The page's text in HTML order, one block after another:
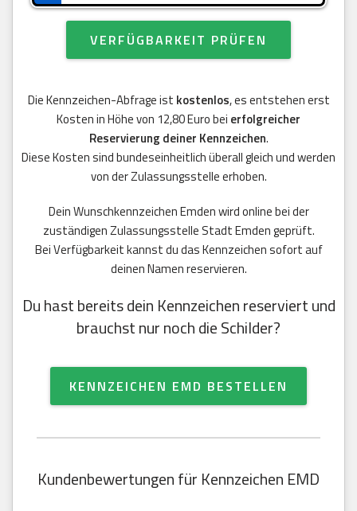
VERFÜGBARKEIT PRÜFEN
Die Kennzeichen-Abfrage ist kostenlos, es entstehen erst
Kosten in Höhe von 12,80 Euro bei erfolgreicher
Reservierung deiner Kennzeichen.
Diese Kosten sind bundeseinheitlich überall gleich und werden
von der Zulassungsstelle erhoben.
Dein Wunschkennzeichen Emden wird online bei der
zuständigen Zulassungsstelle Stadt Emden geprüft.
Bei Verfügbarkeit kannst du das Kennzeichen sofort auf
deinen Namen reservieren.
Du hast bereits dein Kennzeichen reserviert und
brauchst nur noch die Schilder?
KENNZEICHEN EMD BESTELLEN
Kundenbewertungen für Kennzeichen EMD